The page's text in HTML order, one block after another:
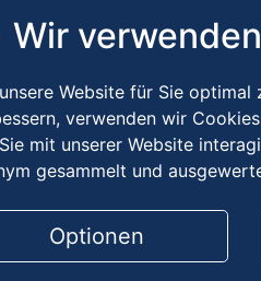
Wir
Website für Sie
verwenden wir
mit unserer Website
gesammelt und
Optionen